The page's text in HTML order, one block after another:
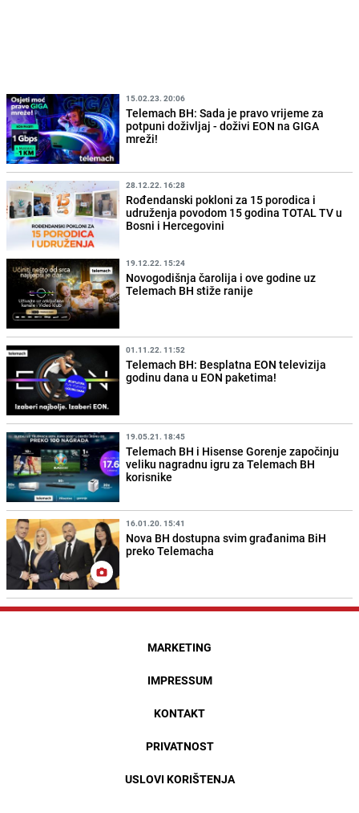
15.02.23. 20:06
Telemach BH: Sada je pravo vrijeme za
potpuni doživljaj - doživi EON na GIGA
mreži!
28.12.22. 16:28
Rođendanski pokloni za 15 porodica i
udruženja povodom 15 godina TOTAL TV u
Bosni i Hercegovini
19.12.22. 15:24
Novogodišnja čarolija i ove godine uz
Telemach BH stiže ranije
01.11.22. 11:52
Telemach BH: Besplatna EON televizija
godinu dana u EON paketima!
19.05.21. 18:45
Telemach BH i Hisense Gorenje započinju
veliku nagradnu igru za Telemach BH
korisnike
16.01.20. 15:41
Nova BH dostupna svim građanima BiH
preko Telemacha
MARKETING
IMPRESSUM
KONTAKT
PRIVATNOST
USLOVI KORIŠTENJA